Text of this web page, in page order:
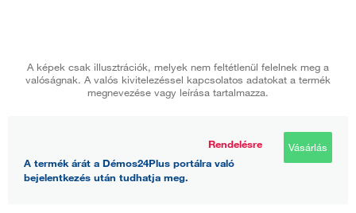
A képek csak illusztrációk, melyek nem feltétlenül felelnek meg a
valóságnak. A valós kivitelezéssel kapcsolatos adatokat a termék
megnevezése vagy leírása tartalmazza.
Rendelésre
A termék árát a Démos24Plus portálra való
bejelentkezés után tudhatja meg.
Vásárlás